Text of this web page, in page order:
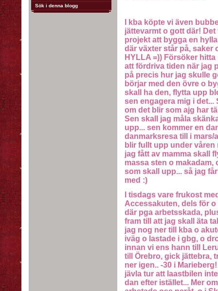
Sök i denna blogg
I kba köpte vi även
jättevarmt o gott där!
projekt att bygga en
där växter står på, saker
HYLLA =)) Försöker
att fördriva tiden när jag
på precis hur jag skulle
börjar med den övre o
skall ha den, flytta upp
sen engagera mig i
om det blir som ajg har
Sen skall jag måla
upp... sen kommer en
danmarksresa till i mars/
blir fullt upp under
jag fått av mamma skall
massa sten o
som skall upp... så jag
med :)
I tisdags vare frukost
Accessakuten, dels för
där pga arbetsskada,
fram till att jag skall äta
jag nog ner till kba o
iväg o lastade i gbg, o
innan vi ens hann till
till Örebro, gick jättebra,
ner igen.. -30 i
jävla tur att laastbilen
dan efter istället... Mer